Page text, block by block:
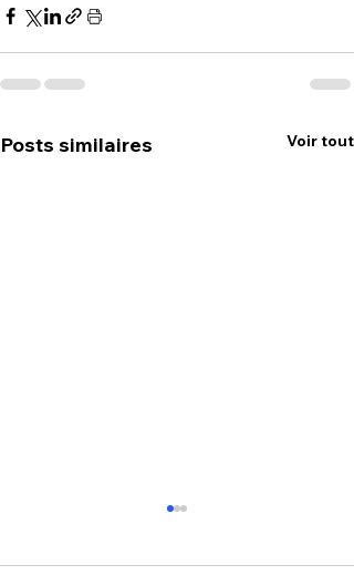
Posts similaires Voir tout